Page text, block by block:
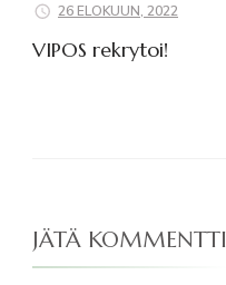
26 ELOKUUN, 2022
VIPOS rekrytoi!
JÄTÄ KOMMENTTI